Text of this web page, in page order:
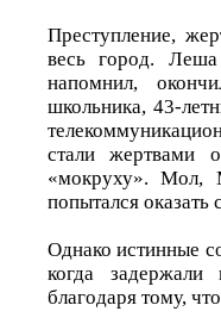
Преступление,
весь город.
напомнил,
школьника, 43-
стали жертвами
«мокруху». Мол,
попытался оказать
Однако истинные
когда
благодаря тому,